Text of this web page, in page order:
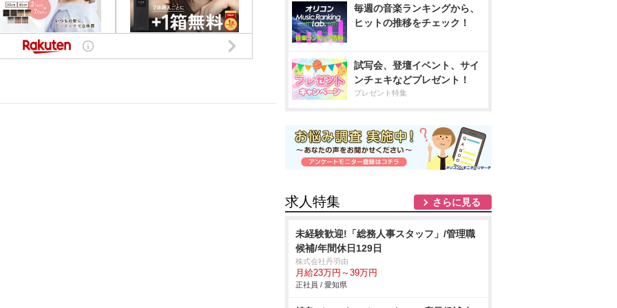
毎週の音楽ランキングから、
ヒットの推移をチェック！
試写会、登壇イベント、サイ
ンチェキなどプレゼント！
プレゼント特集
求人特集 さらに見る
未経験歓迎!「総務人事スタッフ」/管理職
候補/年間休日129日
株式会社丹羽由
月給23万円～39万円
正社員 / 愛知県